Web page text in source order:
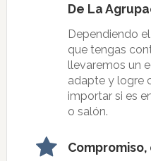
De La
Dependiendo
que tengas
llevaremos un
adapte y logre
importar si es
o salón.